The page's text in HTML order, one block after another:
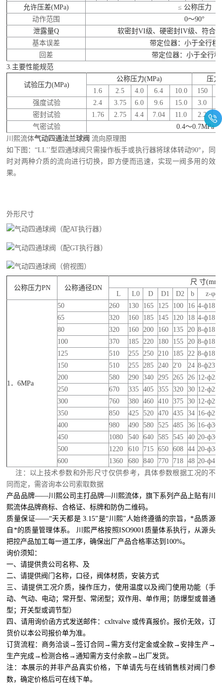
允许压差(MPa) ≤ 公称压力
动作范围
0～90°
泄露量Q 软密封VI级、硬密封IV级、符合
基本误差
带定位器：小于全行程
回差
带定位器：小于全行
3. 主要性能规范
试验压力(MPa)
公称压力(MPa)
压力
1.6
2.5 4.0 6.4 10.0 150
强度试验
2.4 3.75 6.0 9.6 15.0 3.0
密封试验
1.76 2.75 4.4 7.04 11.0 2.2
气密试验
0.4～0.7MPa
川熙流体气动四通法兰球阀 流向原理图
如下图：“LL'’型四通球阀只需操作板手或执行器将球体转动90°，同
时对两种介质的流向进行切换，即方便而迅速，实现一阀多用的效
果。
外形尺寸
公称压力PN 公称通径DN
尺 寸(mm)
L
L0 D D1 D2 b z-φd
1 ．6MPa
50 260 130 165 125 100 16 4-ф18
65
320 160 185 145 120 18 4-ф18
80
320 160 200 160 135 20 8-ф18
100
370 185 220 180 155 20 8-ф18
125
510 255 250 210 185 22 8-ф18
150
510 255 285 240 2'0 24 8-ф23
200
580 290 340 295 265 26 12-ф23
250
670 335 405 355 320 30 12-ф25
300
760 380 460 410 375 30 12-ф25
350
850 425 520 470 435 34 16-ф25
400
980 490 580 525 485 36 16-ф30
450
1080 540 640 585 545 40 20-ф30
500
1220 610 715 650 608 44 20-ф34
600
1360 680 840 770 718 48 20-ф41
注：以上技术参数和外形尺寸仅供参考，具体参数根据工况的不
同而定，需咨询本公司索取数据
产品品牌——川熙公司主打品牌—川熙流体，旗下系列产品上贴有川
熙流体品牌商标、合格证、标牌和防伪二维码。
质量保证——“天天都是 3.15”是“川熙”人始终遵循的宗旨，*品质源
自*的质量管理体系。 川熙严格按照ISO9001质量体系执行，从源头
把控产品加工每一道工序，确保出厂产品合格率达到100%。
询价须知：
一、请提供贵公司名称、及
二、请提供阀门名称，口径，阀体材质，安装方式
三、请提供工况介质，操作压力，使用温度以及阀门使用功能（手
动、气动、电动；常开型、常闭型；双作用、单作用；防爆型或普通
型；开关型或调节型）
四、请用询价函方式发送邮件：cxltvalve 或传真报价。报价无效，订
货价以本公司报价单为准。
订货流程：商务洽谈→签订合同→需方支付定金或全款→安排生产→
生产完成→检测合格→通知需方支付余款→出厂发货。
注：本展示的并非产品真实价格，下单请先与在线销售核对阀门参
数，确定价格后可在线下单。